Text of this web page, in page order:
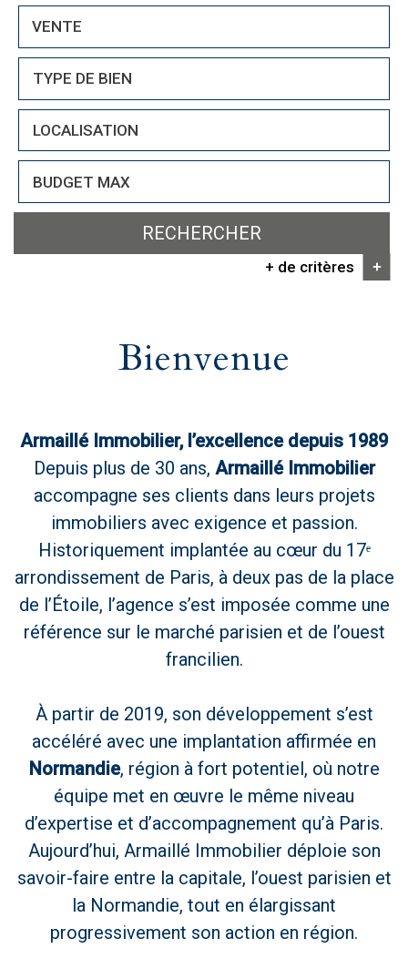
VENTE
RECHERCHER
+ de critères +
Bienvenue
Armaillé Immobilier, l’excellence depuis 1989
Depuis plus de 30 ans, Armaillé Immobilier
accompagne ses clients dans leurs projets
immobiliers avec exigence et passion.
Historiquement implantée au cœur du 17ᵉ
arrondissement de Paris, à deux pas de la place
de l’Étoile, l’agence s’est imposée comme une
référence sur le marché parisien et de l’ouest
francilien.
À partir de 2019, son développement s’est
accéléré avec une implantation affirmée en
Normandie, région à fort potentiel, où notre
équipe met en œuvre le même niveau
d’expertise et d’accompagnement qu’à Paris.
Aujourd’hui, Armaillé Immobilier déploie son
savoir-faire entre la capitale, l’ouest parisien et
la Normandie, tout en élargissant
progressivement son action en région.